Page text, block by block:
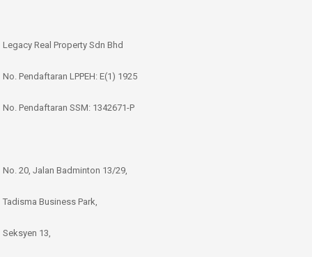
Legacy Real Property Sdn Bhd
No. Pendaftaran LPPEH: E(1) 1925
No. Pendaftaran SSM: 1342671-P
No. 20, Jalan Badminton 13/29,
Tadisma Business Park,
Seksyen 13,